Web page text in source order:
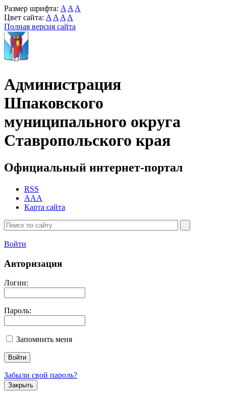
Размер шрифта: A A A
Цвет сайта: A A A A
Полная версия сайта
Администрация
Шпаковского
муниципального округа
Ставропольского края
Официальный интернет-портал
RSS
AAA
Карта сайта
Войти
Авторизация
Логин:
Пароль:
Запомнить меня
Забыли свой пароль?
Закрыть